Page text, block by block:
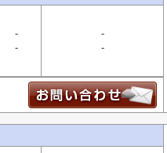
-
-
-
-